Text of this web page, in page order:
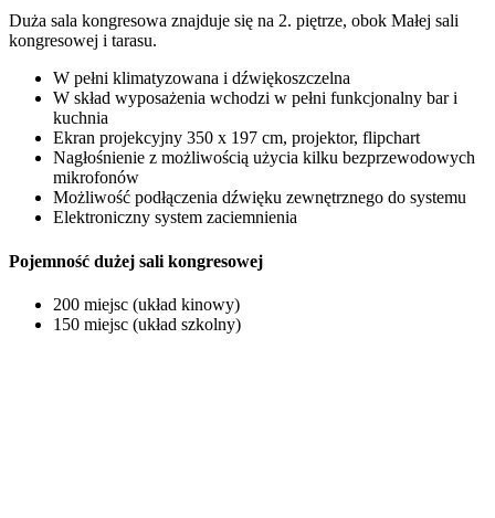
Duża sala kongresowa znajduje się na 2. piętrze, obok Małej sali
kongresowej i tarasu.
W pełni klimatyzowana i dźwiękoszczelna
W skład wyposażenia wchodzi w pełni funkcjonalny bar i
kuchnia
Ekran projekcyjny 350 x 197 cm, projektor, flipchart
Nagłośnienie z możliwością użycia kilku bezprzewodowych
mikrofonów
Możliwość podłączenia dźwięku zewnętrznego do systemu
Elektroniczny system zaciemnienia
Pojemność dużej sali kongresowej
200 miejsc (układ kinowy)
150 miejsc (układ szkolny)